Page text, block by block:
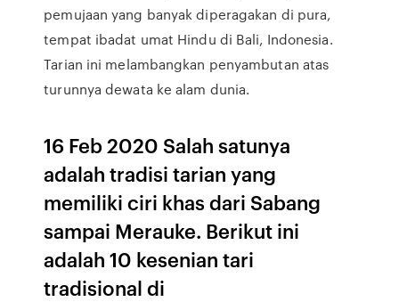
pemujaan yang banyak diperagakan di pura,
tempat ibadat umat Hindu di Bali, Indonesia.
Tarian ini melambangkan penyambutan atas
turunnya dewata ke alam dunia.
16 Feb 2020 Salah satunya
adalah tradisi tarian yang
memiliki ciri khas dari Sabang
sampai Merauke. Berikut ini
adalah 10 kesenian tari
tradisional di